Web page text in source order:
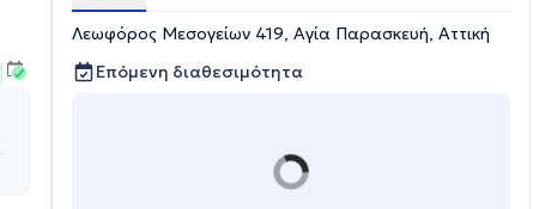
Λεωφόρος Μεσογείων 419, Αγία Παρασκευή, Αττική
Επόμενη διαθεσιμότητα